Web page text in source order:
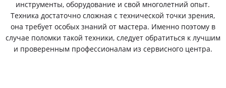
инструменты, оборудование и свой многолетний опыт.
Техника достаточно сложная с технической точки зрения,
она требует особых знаний от мастера. Именно поэтому в
случае поломки такой техники, следует обратиться к лучшим
и проверенным профессионалам из сервисного центра.